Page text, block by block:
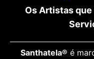
Os Artistas
Santhatela® é